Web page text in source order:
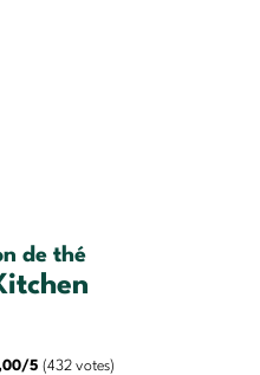
de thé
5 (432 votes)